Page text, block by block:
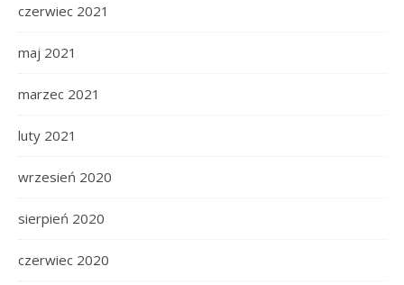
czerwiec 2021
maj 2021
marzec 2021
luty 2021
wrzesień 2020
sierpień 2020
czerwiec 2020